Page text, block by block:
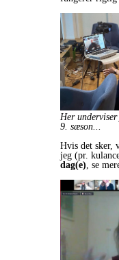
Her
9. sæson...
Hvis det sker,
jeg (pr.
dag(e), se